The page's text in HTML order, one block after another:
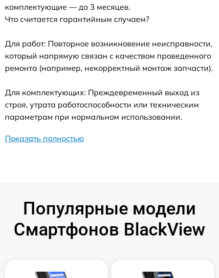
комплектующие — до 3 месяцев.
Что считается гарантийным случаем?
Для работ: Повторное возникновение неисправности,
который напрямую связан с качеством проведенного
ремонта (например, некорректный монтаж запчасти).
Для комплектующих: Преждевременный выход из
строя, утрата работоспособности или техническим
параметрам при нормальном использовании.
Показать полностью
Популярные модели
Смартфонов BlackView